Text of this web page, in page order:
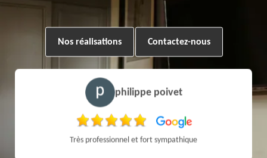
Nos réalisations Contactez-nous
philippe poivet
Très professionnel et fort sympathique